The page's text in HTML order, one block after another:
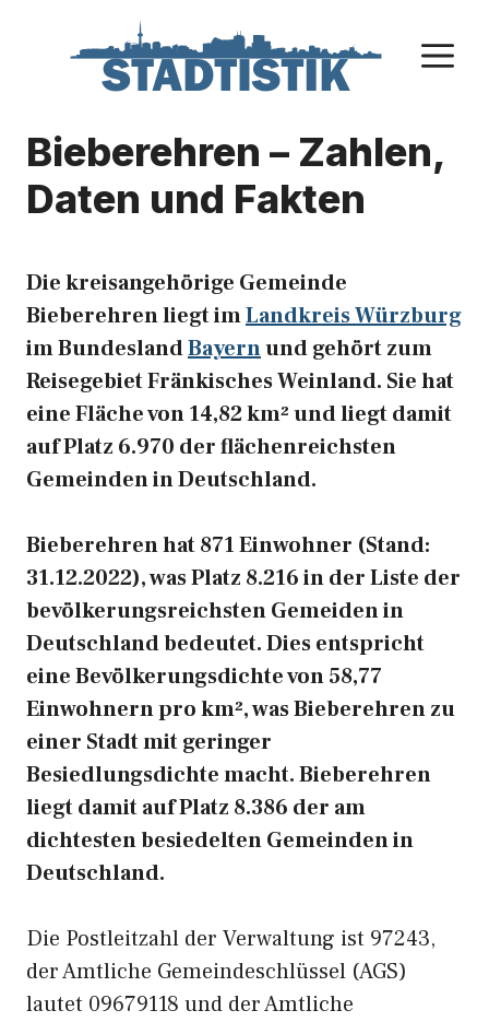
Bieberehren – Zahlen,
Daten und Fakten
Die kreisangehörige Gemeinde
Bieberehren liegt imLandkreis Würzburg
im BundeslandBayernund gehört zum
Reisegebiet Fränkisches Weinland. Sie hat
eine Fläche von 14,82 km² und liegt damit
auf Platz 6.970 der flächenreichsten
Gemeinden in Deutschland.
Bieberehren hat 871 Einwohner (Stand:
31.12.2022), was Platz 8.216 in der Liste der
bevölkerungsreichsten Gemeiden in
Deutschland bedeutet. Dies entspricht
eine Bevölkerungsdichte von 58,77
Einwohnern pro km², was Bieberehren zu
einer Stadt mit geringer
Besiedlungsdichte macht. Bieberehren
liegt damit auf Platz 8.386 der am
dichtesten besiedelten Gemeinden in
Deutschland.
Die Postleitzahl der Verwaltung ist 97243,
der Amtliche Gemeindeschlüssel (AGS)
lautet 09679118 und der Amtliche